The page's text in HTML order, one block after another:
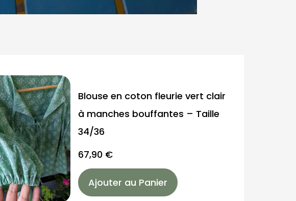
Blouse en coton fleurie vert clair
à manches bouffantes – Taille
34/36
67,90 €
Ajouter au Panier